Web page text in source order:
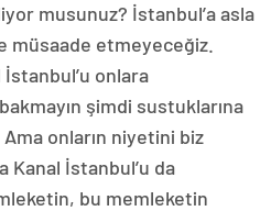
musunuz? İstanbul’a asla
müsaade etmeyeceğiz.
İstanbul’u onlara
şimdi sustuklarına
Ama onların niyetini biz
Kanal İstanbul’u da
bu memleketin